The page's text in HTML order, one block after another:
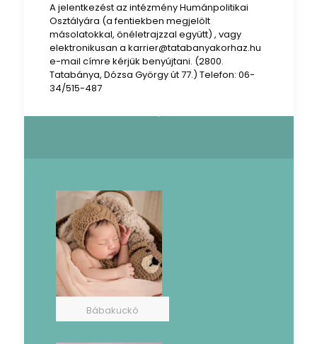
A jelentkezést az intézmény Humánpolitikai
Osztályára (a fentiekben megjelölt
másolatokkal, önéletrajzzal együtt) , vagy
elektronikusan a karrier@tatabanyakorhaz.hu
e-mail címre kérjük benyújtani. (2800.
Tatabánya, Dózsa György út 77.) Telefon: 06-
34/515-487
Bábakuckó